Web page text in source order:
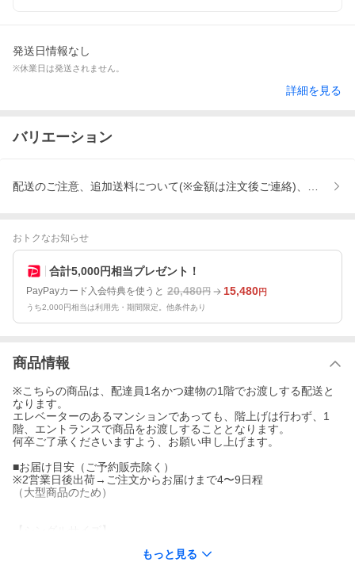
発送日情報なし
※休業日は発送されません。
詳細を見る
バリエーション
配送のご注意、追加送料について(※金額は注文後ご連絡)、お支払
おトクなお知らせ
合計5,000円相当プレゼント！
PayPayカード入会特典を使うと 20,480円 15,480円
うち2,000円相当は利用先・期間限定。他条件あり
商品情報
※こちらの商品は、配達員1名かつ建物の1階でお渡しする配送と
なります。
エレベーターのあるマンションであっても、階上げは行わず、1
階、エントランスで商品をお渡しすることとなります。
何卒ご了承くださいますよう、お願い申し上げます。
■お届け目安（ご予約販売除く）
※2営業日後出荷→ご注文からお届けまで4〜9日程
（大型商品のため）
もっと見る